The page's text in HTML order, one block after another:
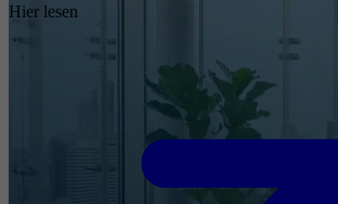
Hier lesen